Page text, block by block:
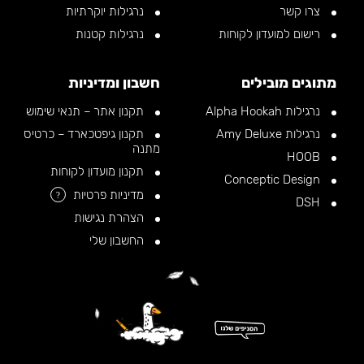
צרו קשר
רישום למועדון לקוחות
נרגילות יוקרתיות
נרגילות קטנות
מתוגים מובילים
נרגילות Alpha Hookah
נרגילות Amy Deluxe
חשבון ומדיניות
תקנון אתר – תנאי שימוש
תקנון גיפטכארד – כרטיס
מתנה
תקנון מועדון לקוחות
מדיניות פרטיות
?
הצהרת נגישות
החשבון שלי